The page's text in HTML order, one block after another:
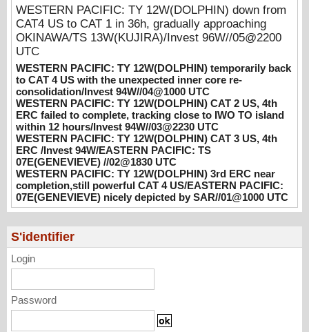
08/04/2026 -PATRICK HOAREAU
WESTERN PACIFIC: TY 12W(DOLPHIN)
CAT 2 US, 4th ERC failed to complete,
tracking close to IWO TO island within 12
hours/Invest 94W//03@2230 UTC
08/04/2026 -PATRICK HOAREAU
WESTERN PACIFIC: TY 12W(DOLPHIN)
CAT 3 US, 4th ERC /Invest 94W/EASTERN
PACIFIC: TS 07E(GENEVIEVE) //02@1830
UTC
08/02/2026 -PATRICK HOAREAU
WESTERN PACIFIC: TY 12W(DOLPHIN)
3rd ERC near completion,still powerful CAT
nicely depicted by SAR//01@1000 UTC
08/01/2026 -PATRICK HOAREAU
WESTERN PACIFIC: TY 12W(DOLPHIN) down from
CAT4 US to CAT 1 in 36h, gradually approaching
OKINAWA/TS 13W(KUJIRA)/Invest 96W//05@2200
UTC
WESTERN PACIFIC: TY 12W(DOLPHIN) temporarily back
to CAT 4 US with the unexpected inner core re-
consolidation/Invest 94W//04@1000 UTC
WESTERN PACIFIC: TY 12W(DOLPHIN) CAT 2 US, 4th
ERC failed to complete, tracking close to IWO TO island
within 12 hours/Invest 94W//03@2230 UTC
WESTERN PACIFIC: TY 12W(DOLPHIN) CAT 3 US, 4th
ERC /Invest 94W/EASTERN PACIFIC: TS
07E(GENEVIEVE) //02@1830 UTC
WESTERN PACIFIC: TY 12W(DOLPHIN) 3rd ERC near
completion,still powerful CAT 4 US/EASTERN PACIFIC:
07E(GENEVIEVE) nicely depicted by SAR//01@1000 UTC
S'identifier
Login
Password